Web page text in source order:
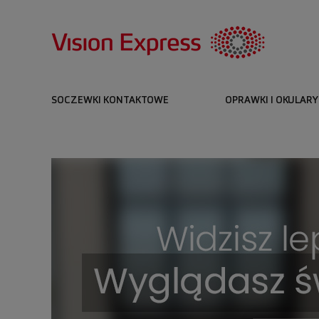
SOCZEWKI KONTAKTOWE OPRAWKI I